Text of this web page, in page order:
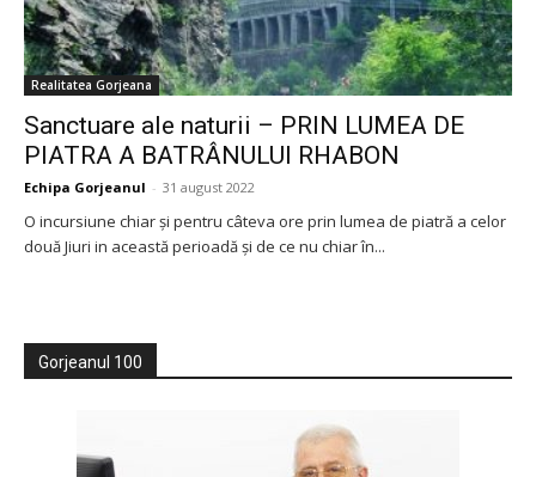
Realitatea Gorjeana
Sanctuare ale naturii – PRIN LUMEA DE
PIATRA A BATRÂNULUI RHABON
Echipa Gorjeanul - 31 august 2022
O incursiune chiar şi pentru câteva ore prin lumea de piatră a celor
două Jiuri in această perioadă şi de ce nu chiar în...
Gorjeanul 100